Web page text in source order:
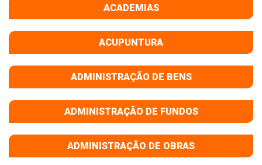
ACADEMIAS
ACUPUNTURA
ADMINISTRAÇÃO DE BENS
ADMINISTRAÇÃO DE FUNDOS
ADMINISTRAÇÃO DE OBRAS